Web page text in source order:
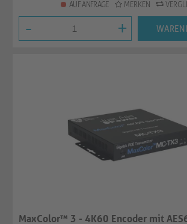
AUF ANFRAGE MERKEN
- +
MaxColor™ 3 - 4K60 Encoder mit